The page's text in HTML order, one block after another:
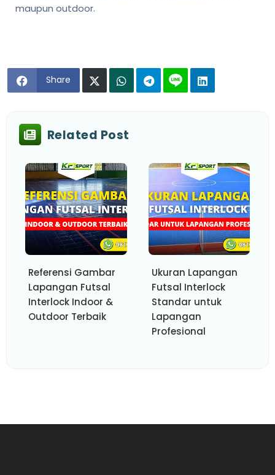
maupun outdoor.
Share
Related Post
Referensi Gambar
Lapangan Futsal
Interlock Indoor &
Outdoor Terbaik
Ukuran Lapangan
Futsal Interlock
Standar untuk
Lapangan
Profesional